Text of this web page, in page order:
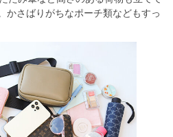
かさばりがちなポーチ類などもすっ